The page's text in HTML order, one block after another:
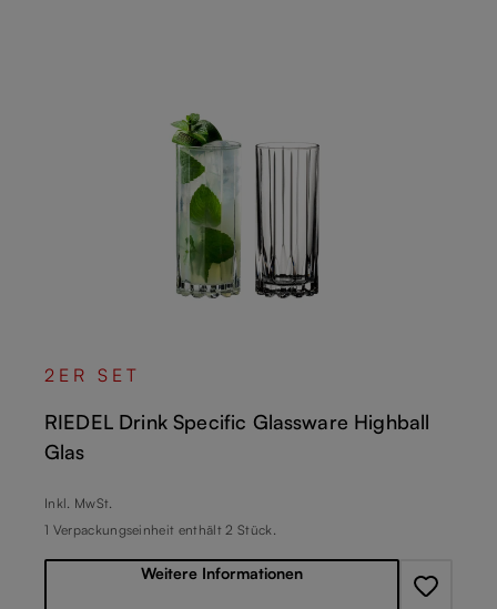
2ER SET
RIEDEL Drink Specific Glassware Highball
Glas
Regulärer Preis:
Inkl. MwSt.
1 Verpackungseinheit enthält 2 Stück.
Weitere Informationen